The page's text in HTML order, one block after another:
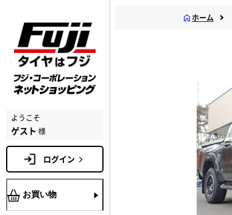
ようこそ
ゲスト 様
ログイン
お買い物
ホーム